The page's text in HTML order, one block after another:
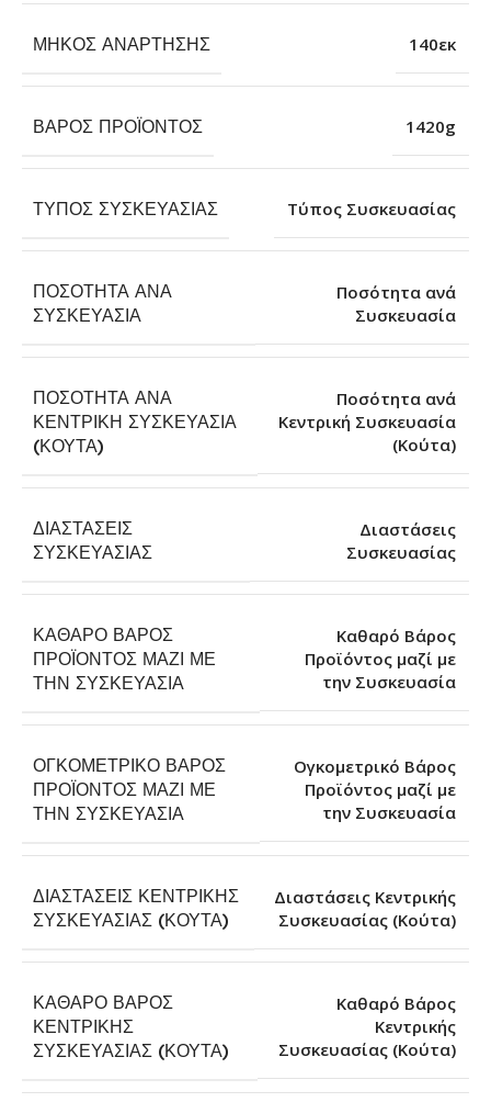
ΜΉΚΟΣ ΑΝΆΡΤΗΣΗΣ 140εκ
ΒΆΡΟΣ ΠΡΟΪΌΝΤΟΣ 1420g
ΤΎΠΟΣ ΣΥΣΚΕΥΑΣΊΑΣ Τύπος Συσκευασίας
ΠΟΣΌΤΗΤΑ ΑΝΆ
ΣΥΣΚΕΥΑΣΊΑ
Ποσότητα ανά
Συσκευασία
ΠΟΣΌΤΗΤΑ ΑΝΆ
ΚΕΝΤΡΙΚΉ ΣΥΣΚΕΥΑΣΊΑ
(ΚΟΎΤΑ)
Ποσότητα ανά
Κεντρική Συσκευασία
(Κούτα)
ΔΙΑΣΤΆΣΕΙΣ
ΣΥΣΚΕΥΑΣΊΑΣ
Διαστάσεις
Συσκευασίας
ΚΑΘΑΡΌ ΒΆΡΟΣ
ΠΡΟΪΌΝΤΟΣ ΜΑΖΊ ΜΕ
ΤΗΝ ΣΥΣΚΕΥΑΣΊΑ
Καθαρό Βάρος
Προϊόντος μαζί με
την Συσκευασία
ΟΓΚΟΜΕΤΡΙΚΌ ΒΆΡΟΣ
ΠΡΟΪΌΝΤΟΣ ΜΑΖΊ ΜΕ
ΤΗΝ ΣΥΣΚΕΥΑΣΊΑ
Ογκομετρικό Βάρος
Προϊόντος μαζί με
την Συσκευασία
ΔΙΑΣΤΆΣΕΙΣ ΚΕΝΤΡΙΚΉΣ
ΣΥΣΚΕΥΑΣΊΑΣ (ΚΟΎΤΑ)
Διαστάσεις Κεντρικής
Συσκευασίας (Κούτα)
ΚΑΘΑΡΌ ΒΆΡΟΣ
ΚΕΝΤΡΙΚΉΣ
ΣΥΣΚΕΥΑΣΊΑΣ (ΚΟΎΤΑ)
Καθαρό Βάρος
Κεντρικής
Συσκευασίας (Κούτα)